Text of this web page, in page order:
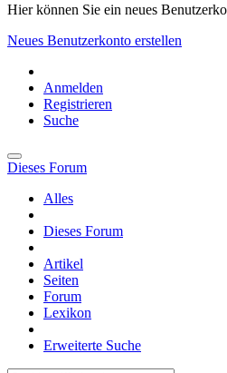
Hier können Sie ein neues
Neues Benutzerkonto erstellen
Anmelden
Registrieren
Suche
Dieses Forum
Alles
Dieses Forum
Artikel
Seiten
Forum
Lexikon
Erweiterte Suche